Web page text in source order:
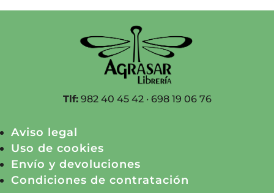
Tlf:982 40 45 42 · 698 19 06 76
Aviso legal
Uso de cookies
Envío y devoluciones
Condiciones de contratación